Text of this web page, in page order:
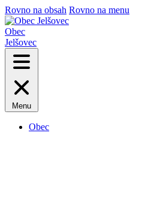
Rovno na obsah Rovno na menu
Obec
Jelšovec
Menu
Obec